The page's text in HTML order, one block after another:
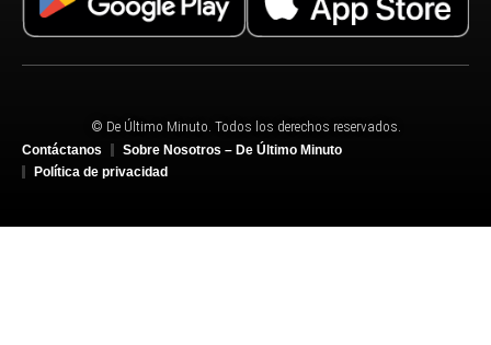
© De Último Minuto. Todos los derechos reservados.
Contáctanos
Sobre Nosotros – De Último Minuto
Política de privacidad